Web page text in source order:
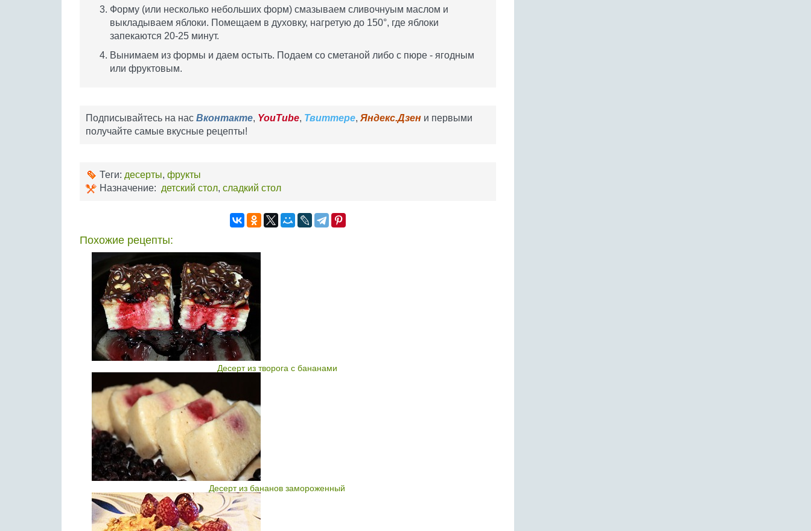
Форму (или несколько небольших форм) смазываем сливочнуым маслом и
выкладываем яблоки. Помещаем в духовку, нагретую до 150°, где яблоки
запекаются 20-25 минут.
Вынимаем из формы и даем остыть. Подаем со сметаной либо с пюре - ягодным
или фруктовым.
Подписывайтесь на нас Вконтакте, YouTube, Твиттере, Яндекс.Дзен и первыми
получайте самые вкусные рецепты!
Теги: десерты, фрукты
Назначение: детский стол, сладкий стол
Похожие рецепты:
Десерт из творога с бананами
Десерт из бананов замороженный